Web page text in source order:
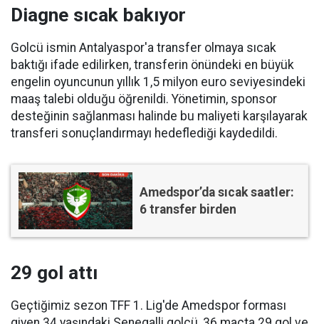
Diagne sıcak bakıyor
Golcü ismin Antalyaspor'a transfer olmaya sıcak
baktığı ifade edilirken, transferin önündeki en büyük
engelin oyuncunun yıllık 1,5 milyon euro seviyesindeki
maaş talebi olduğu öğrenildi. Yönetimin, sponsor
desteğinin sağlanması halinde bu maliyeti karşılayarak
transferi sonuçlandırmayı hedeflediği kaydedildi.
Amedspor’da sıcak saatler:
6 transfer birden
29 gol attı
Geçtiğimiz sezon TFF 1. Lig'de Amedspor forması